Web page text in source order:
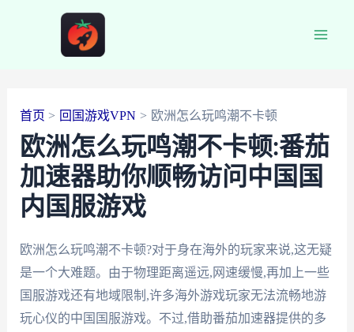
首页 回国游戏VPN 欧洲怎么玩鸣潮不卡顿
欧洲怎么玩鸣潮不卡顿:番茄
加速器助你顺畅访问中国国
内国服游戏
欧洲怎么玩鸣潮不卡顿?对于身在海外的玩家来说,这无疑
是一个大难题。由于物理距离遥远,网速缓慢,再加上一些
国服游戏还有地域限制,许多海外游戏玩家无法流畅地游
玩心仪的中国国服游戏。不过,借助番茄加速器提供的多